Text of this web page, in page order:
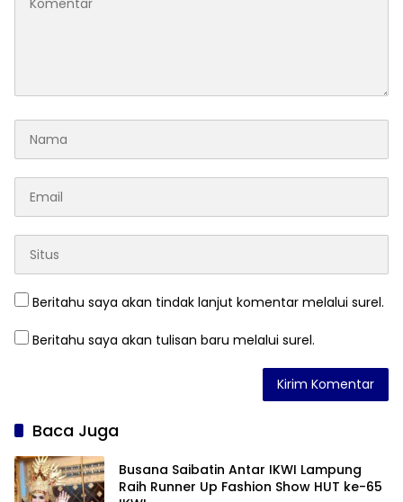
Beritahu saya akan tindak lanjut komentar melalui surel.
Beritahu saya akan tulisan baru melalui surel.
Baca Juga
Busana Saibatin Antar IKWI Lampung
Raih Runner Up Fashion Show HUT ke-65